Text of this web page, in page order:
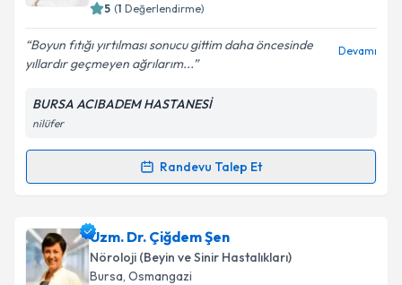
Kişisel verilerimin işlenmesine ilişkin
kapsamda işlenmesini kabul ediyorum.
5 (1 Değerlendirme)
Boyun fıtığı yırtılması sonucu gittim daha öncesinde
yıllardır geçmeyen ağrılarım...
Devamı
BURSA ACIBADEM HASTANESİ
nilüfer
Randevu Talep Et
Randevu Takvimi Talebi
Prof. Dr. Hakan Seçkin için randevu takvimi talebi
oluşturun. Size bu uzmandan randevu almanız için bir
takvim hazırlandığında e-posta ile bilgilendireceğiz.
Uzm. Dr. Çiğdem Şen
Nöroloji (Beyin ve Sinir Hastalıkları)
Bursa, Osmangazi